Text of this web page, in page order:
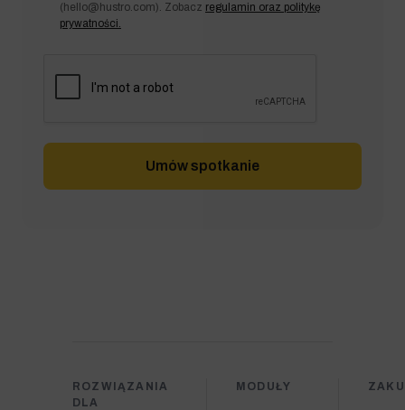
( hello@hustro.com). Zobacz regulamin oraz politykę
prywatności.
Umów spotkanie
ROZWIĄZANIA
DLA
MODUŁY